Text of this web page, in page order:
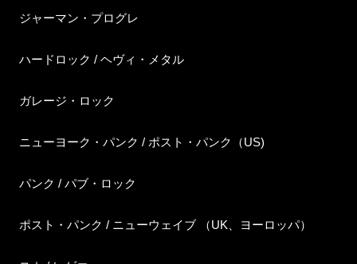
ジャーマン・プログレ
ハードロック / ヘヴィ・メタル
ガレージ・ロック
ニューヨーク・パンク / ポスト・パンク（US)
パンク / パブ・ロック
ポスト・パンク / ニューウェイブ （UK、ヨーロッパ）